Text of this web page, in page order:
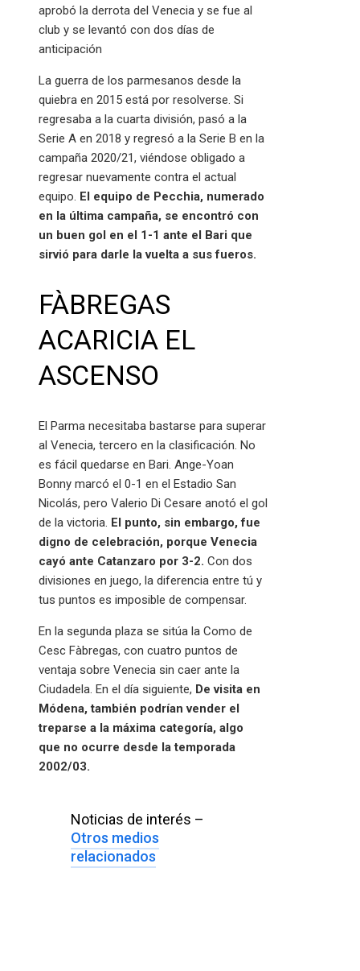
aprobó la derrota del Venecia y se fue al
club y se levantó con dos días de
anticipación
La guerra de los parmesanos desde la
quiebra en 2015 está por resolverse. Si
regresaba a la cuarta división, pasó a la
Serie A en 2018 y regresó a la Serie B en la
campaña 2020/21, viéndose obligado a
regresar nuevamente contra el actual
equipo. El equipo de Pecchia, numerado
en la última campaña, se encontró con
un buen gol en el 1-1 ante el Bari que
sirvió para darle la vuelta a sus fueros.
FÀBREGAS
ACARICIA EL
ASCENSO
El Parma necesitaba bastarse para superar
al Venecia, tercero en la clasificación. No
es fácil quedarse en Bari. Ange-Yoan
Bonny marcó el 0-1 en el Estadio San
Nicolás, pero Valerio Di Cesare anotó el gol
de la victoria. El punto, sin embargo, fue
digno de celebración, porque Venecia
cayó ante Catanzaro por 3-2. Con dos
divisiones en juego, la diferencia entre tú y
tus puntos es imposible de compensar.
En la segunda plaza se sitúa la Como de
Cesc Fàbregas, con cuatro puntos de
ventaja sobre Venecia sin caer ante la
Ciudadela. En el día siguiente, De visita en
Módena, también podrían vender el
treparse a la máxima categoría, algo
que no ocurre desde la temporada
2002/03.
Noticias de interés –
Otros medios
relacionados